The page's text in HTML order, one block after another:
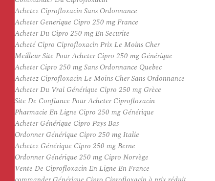
Achetez Ciprofloxacin Sans Ordonnance
Acheter Generique Cipro 250 mg France
Acheter Du Cipro 250 mg En Securite
Acheté Cipro Ciprofloxacin Prix Le Moins Cher
Meilleur Site Pour Acheter Cipro 250 mg Générique
Acheter Cipro 250 mg Sans Ordonnance Quebec
Achetez Ciprofloxacin Le Moins Cher Sans Ordonnance
Acheter Du Vrai Générique Cipro 250 mg Grèce
Site De Confiance Pour Acheter Ciprofloxacin
Pharmacie En Ligne Cipro 250 mg Générique
Acheter Générique Cipro Pays Bas
Ordonner Générique Cipro 250 mg Italie
Achetez Générique Cipro 250 mg Berne
Ordonner Générique 250 mg Cipro Norvège
Vente De Ciprofloxacin En Ligne En France